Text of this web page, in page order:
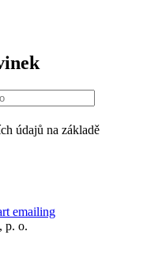
údajů na základě
emailing
p. o.